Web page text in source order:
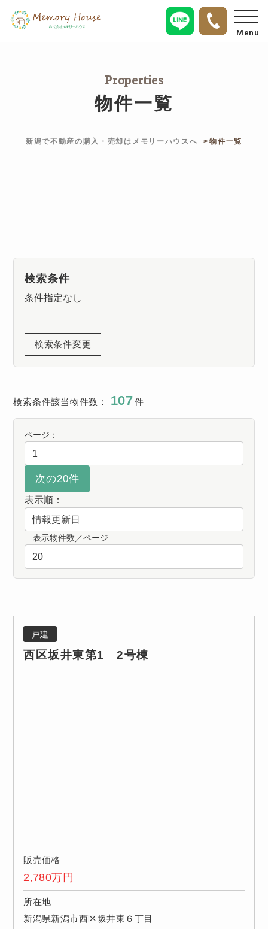
Menu
Properties
物件一覧
新潟で不動産の購入・売却はメモリーハウスへ 物件一覧
検索条件
条件指定なし
検索条件変更
検索条件該当物件数： 107件
ページ：
表示順：
表示物件数／ページ
戸建
西区坂井東第1 2号棟
販売価格
2,780万円
所在地
新潟県新潟市西区坂井東６丁目